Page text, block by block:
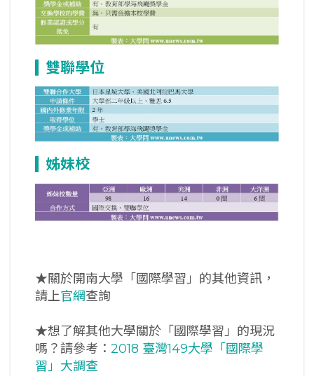
雙聯學位
姊妹校
★關於開南大學「國際學習」的其他資訊，
請上官網查詢
★想了解其他大學關於「國際學習」的現況
嗎？請參考： 2018 臺灣149大學「國際學
習」大調查